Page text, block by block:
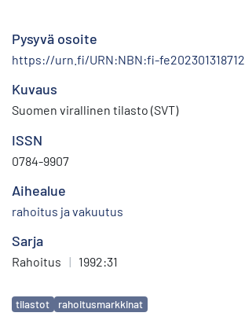
Pysyvä osoite
https://urn.fi/URN:NBN:fi-fe202301318712
Kuvaus
Suomen virallinen tilasto (SVT)
ISSN
0784-9907
Aihealue
rahoitus ja vakuutus
Sarja
Rahoitus | 1992:31
Avainsanat
tilastot rahoitusmarkkinat